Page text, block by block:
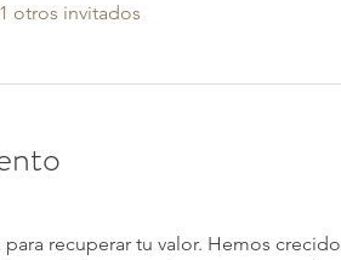
otros invitados
recuperar tu valor. Hemos